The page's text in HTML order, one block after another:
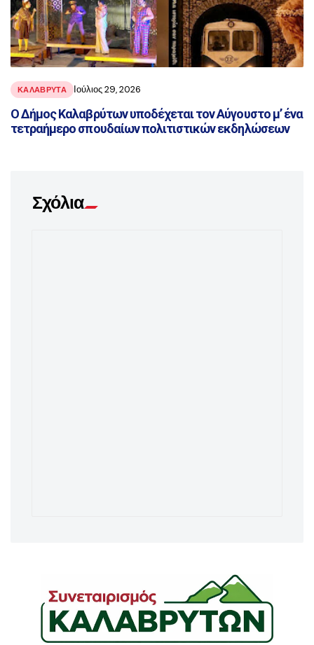
ΚΑΛΑΒΡΥΤΑ Ιούλιος 29, 2026
Ο Δήμος Καλαβρύτων υποδέχεται τον Αύγουστο μ’ ένα
τετραήμερο σπουδαίων πολιτιστικών εκδηλώσεων
Σχόλια